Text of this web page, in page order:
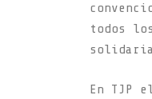
todos
En TJP